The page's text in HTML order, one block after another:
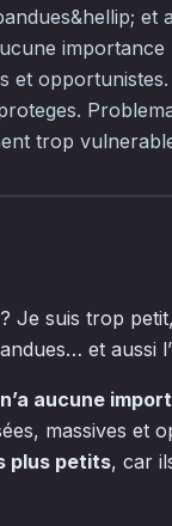
et
et
trop
suis trop petit,
et aussi
aucune
massives et
plus petits, car